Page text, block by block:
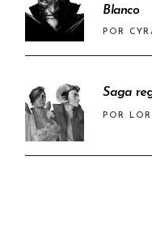
Blanco
POR
Saga
POR